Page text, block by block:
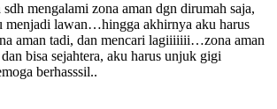
mengalami zona aman dgn dirumah saja,
lawan…hingga akhirnya aku harus
aman tadi, dan mencari lagiiiiiii…zona aman
bisa sejahtera, aku harus unjuk gigi
berhasssil..